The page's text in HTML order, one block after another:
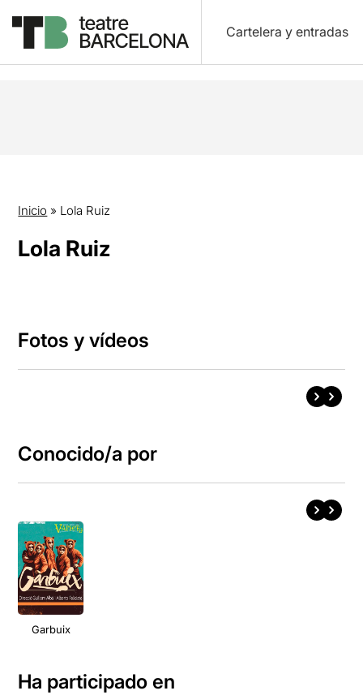
Cartelera y entradas
Inicio » Lola Ruiz
Lola Ruiz
Fotos y vídeos
Conocido/a por
Garbuix
Ha participado en